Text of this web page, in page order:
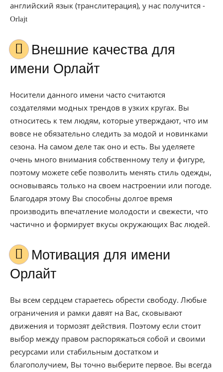
английский язык (транслитерация), у нас получится -
Orlajt
Внешние качества для
имени Орлайт
Носители данного имени часто считаются
создателями модных трендов в узких кругах. Вы
относитесь к тем людям, которые утверждают, что им
вовсе не обязательно следить за модой и новинками
сезона. На самом деле так оно и есть. Вы уделяете
очень много внимания собственному телу и фигуре,
поэтому можете себе позволить менять стиль одежды,
основываясь только на своем настроении или погоде.
Благодаря этому Вы способны долгое время
производить впечатление молодости и свежести, что
частично и формирует вкусы окружающих Вас людей.
Мотивация для имени
Орлайт
Вы всем сердцем стараетесь обрести свободу. Любые
ограничения и рамки давят на Вас, сковывают
движения и тормозят действия. Поэтому если стоит
выбор между правом распоряжаться собой и своими
ресурсами или стабильным достатком и
благополучием, Вы точно выберите первое. Вы всегда